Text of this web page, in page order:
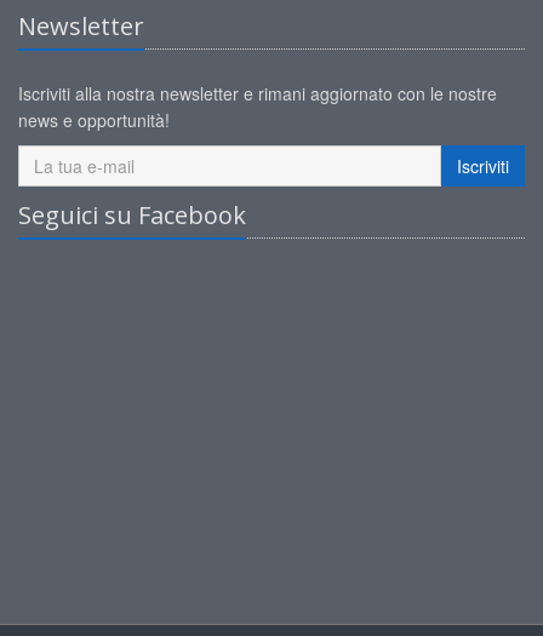
Newsletter
Iscriviti alla nostra newsletter e rimani aggiornato con le nostre
news e opportunità!
Iscriviti
Seguici su Facebook